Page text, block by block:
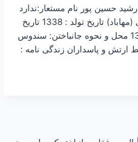
حسین پور نام مستعار:ندارد
محل تولد :قوم قەڵای (مهاباد) تاریخ تولد : 1338 تاریخ
جانباختن :1359.08.10 محل و نحوه جانباختن: سندوس
ارتش و پاسداران زندگی نامه :